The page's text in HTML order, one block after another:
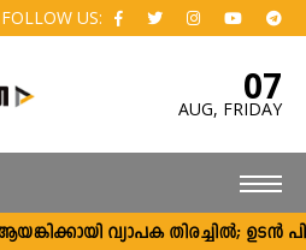
FOLLOW US:
07
AUG, FRIDAY
വ്യാപക തിരച്ചിൽ; ഉടൻ